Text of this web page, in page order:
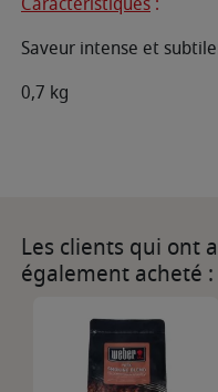
Saveur intense et
0,7 kg
Les clients qui ont
également acheté :